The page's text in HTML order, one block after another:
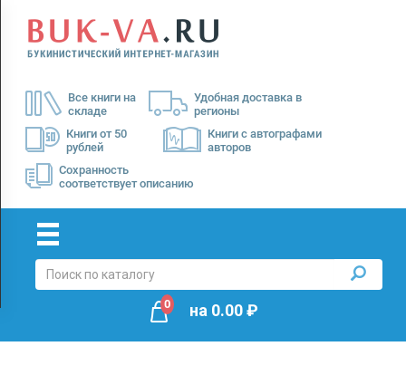
Все книги на
складе
Удобная доставка в
регионы
Книги от 50
рублей
Книги с автографами
авторов
Сохранность
соответствует описанию
Menu
Доставка
Оплата
0 на 0.00₽